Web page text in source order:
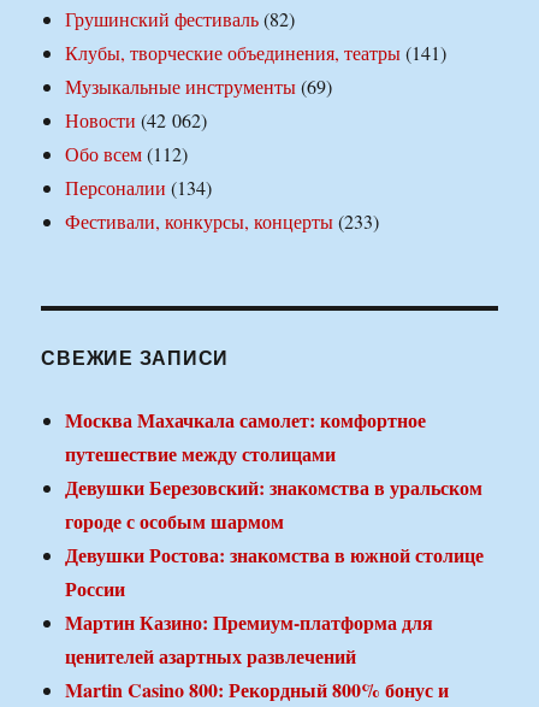
Грушинский фестиваль(82)
Клубы, творческие объединения, театры(141)
Музыкальные инструменты(69)
Новости (42 062)
Обо всем(112)
Персоналии (134)
Фестивали, конкурсы, концерты(233)
СВЕЖИЕ ЗАПИСИ
Москва Махачкала самолет: комфортное
путешествие между столицами
Девушки Березовский: знакомства в уральском
городе с особым шармом
Девушки Ростова: знакомства в южной столице
России
Мартин Казино: Премиум-платформа для
ценителей азартных развлечений
Martin Casino 800: Рекордный 800% бонус и